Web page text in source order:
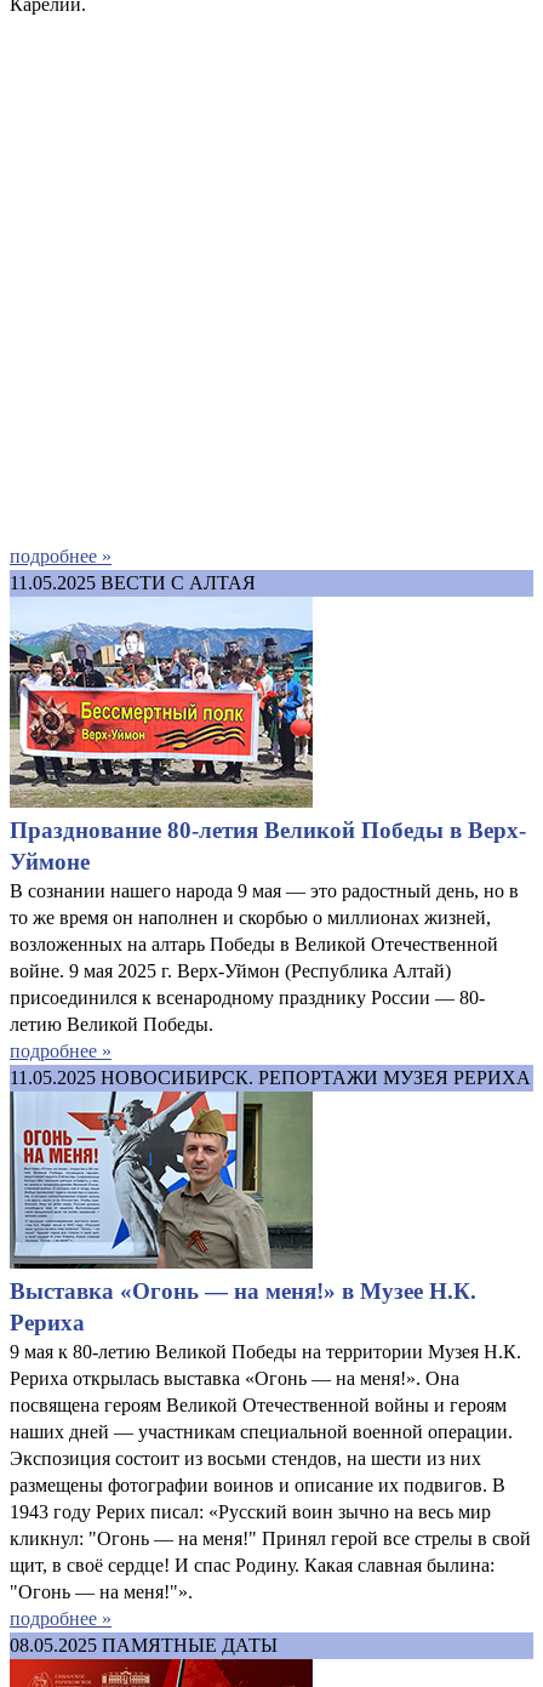
Карелии.
подробнее »
11.05.2025 ВЕСТИ С АЛТАЯ
Празднование 80-летия Великой Победы в Верх-
Уймоне
В сознании нашего народа 9 мая — это радостный день, но в
то же время он наполнен и скорбью о миллионах жизней,
возложенных на алтарь Победы в Великой Отечественной
войне. 9 мая 2025 г. Верх-Уймон (Республика Алтай)
присоединился к всенародному празднику России — 80-
летию Великой Победы.
подробнее »
11.05.2025 НОВОСИБИРСК. РЕПОРТАЖИ МУЗЕЯ РЕРИХА
Выставка «Огонь — на меня!» в Музее Н.К.
Рериха
9 мая к 80-летию Великой Победы на территории Музея Н.К.
Рериха открылась выставка «Огонь — на меня!». Она
посвящена героям Великой Отечественной войны и героям
наших дней — участникам специальной военной операции.
Экспозиция состоит из восьми стендов, на шести из них
размещены фотографии воинов и описание их подвигов. В
1943 году Рерих писал: «Русский воин зычно на весь мир
кликнул: "Огонь — на меня!" Принял герой все стрелы в свой
щит, в своё сердце! И спас Родину. Какая славная былина:
"Огонь — на меня!"».
подробнее »
08.05.2025 ПАМЯТНЫЕ ДАТЫ